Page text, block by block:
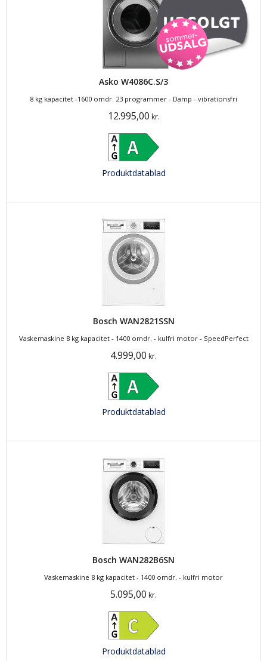
Asko W4086C.S/3
8 kg kapacitet -1600 omdr. 23 programmer - Damp - vibrationsfri
12.995,00 kr.
Produktdatablad
Bosch WAN2821SSN
Vaskemaskine 8 kg kapacitet - 1400 omdr. - kulfri motor - SpeedPerfect
4.999,00 kr.
Produktdatablad
Bosch WAN282B6SN
Vaskemaskine 8 kg kapacitet - 1400 omdr. - kulfri motor
5.095,00 kr.
Produktdatablad